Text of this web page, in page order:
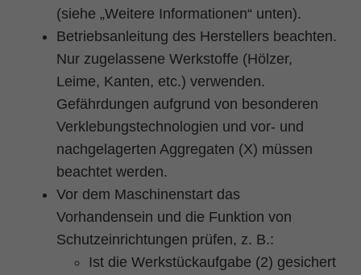
(siehe „Weitere Informationen“ unten).
Betriebsanleitung des Herstellers beachten.
Nur zugelassene Werkstoffe (Hölzer,
Leime, Kanten, etc.) verwenden.
Gefährdungen aufgrund von besonderen
Verklebungstechnologien und vor- und
nachgelagerten Aggregaten (X) müssen
beachtet werden.
Vor dem Maschinenstart das
Vorhandensein und die Funktion von
Schutzeinrichtungen prüfen, z. B.:
Ist die Werkstückaufgabe (2) gesichert